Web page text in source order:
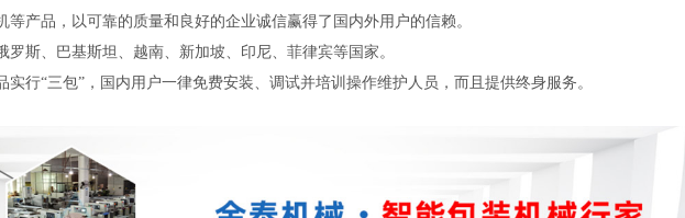
等产品，以可靠的质量和良好的企业诚信赢得了国内外用户的信赖。
斯、巴基斯坦、越南、新加坡、印尼、菲律宾等国家。
行“三包”，国内用户一律免费安装、调试并培训操作维护人员，而且提供终身服务。